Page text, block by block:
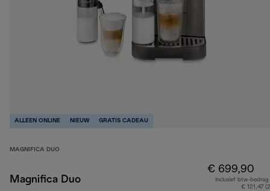
ALLEEN ONLINE NIEUW GRATIS CADEAU
MAGNIFICA DUO
Magnifica Duo
€ 699,90
Inclusief btw-bedrag
€ 121,47